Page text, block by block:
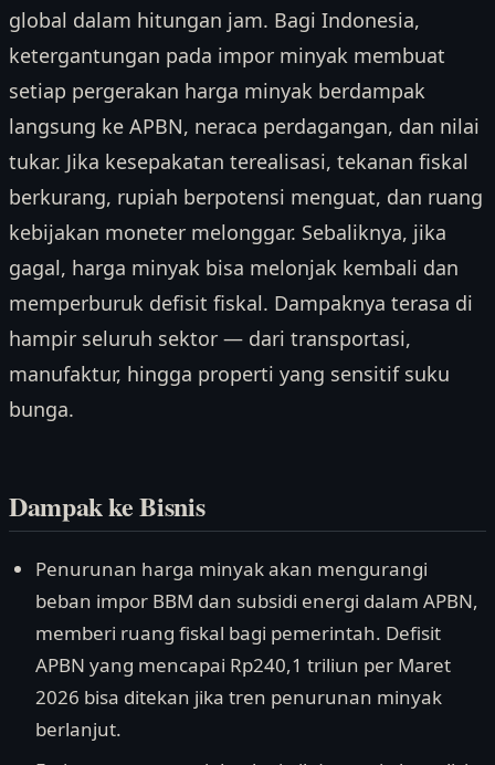
global dalam hitungan jam. Bagi Indonesia,
ketergantungan pada impor minyak membuat
setiap pergerakan harga minyak berdampak
langsung ke APBN, neraca perdagangan, dan nilai
tukar. Jika kesepakatan terealisasi, tekanan fiskal
berkurang, rupiah berpotensi menguat, dan ruang
kebijakan moneter melonggar. Sebaliknya, jika
gagal, harga minyak bisa melonjak kembali dan
memperburuk defisit fiskal. Dampaknya terasa di
hampir seluruh sektor — dari transportasi,
manufaktur, hingga properti yang sensitif suku
bunga.
Dampak ke Bisnis
Penurunan harga minyak akan mengurangi
beban impor BBM dan subsidi energi dalam APBN,
memberi ruang fiskal bagi pemerintah. Defisit
APBN yang mencapai Rp240,1 triliun per Maret
2026 bisa ditekan jika tren penurunan minyak
berlanjut.